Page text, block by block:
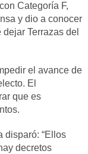
Categoría F,
y dio a conocer
Terrazas del
el avance de
El
que es
disparó: “Ellos
decretos